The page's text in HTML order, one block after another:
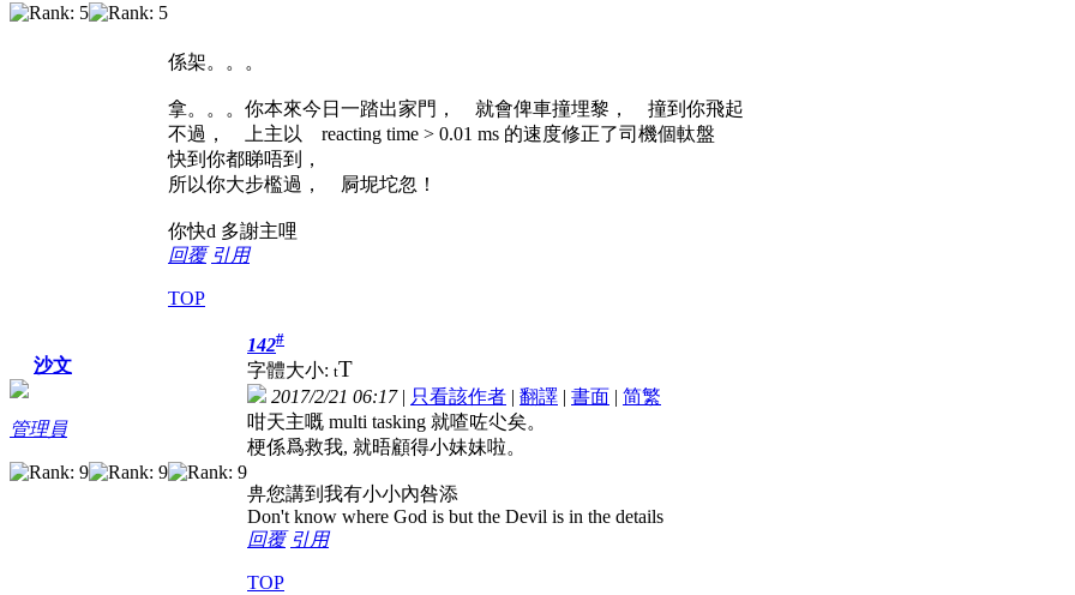
係架。。。
拿。。。你本來今日一踏出家門， 就會俾車撞埋黎， 撞到你飛起
不過， 上主以 reacting time > 0.01 ms 的速度修正了司機個軚盤
快到你都睇唔到，
所以你大步檻過， 屙坭坨忽！
你快d 多謝主哩
回覆 引用
TOP
沙文
管理員
142#
字體大小: tT
2017/2/21 06:17| 只看該作者 | 翻譯 | 書面 | 简繁
咁天主嘅 multi tasking 就喳咗尐矣。
梗係爲救我, 就晤顧得小妹妹啦。
畁您講到我有小小內咎添
Don't know where God is but the Devil is in the details
回覆 引用
TOP